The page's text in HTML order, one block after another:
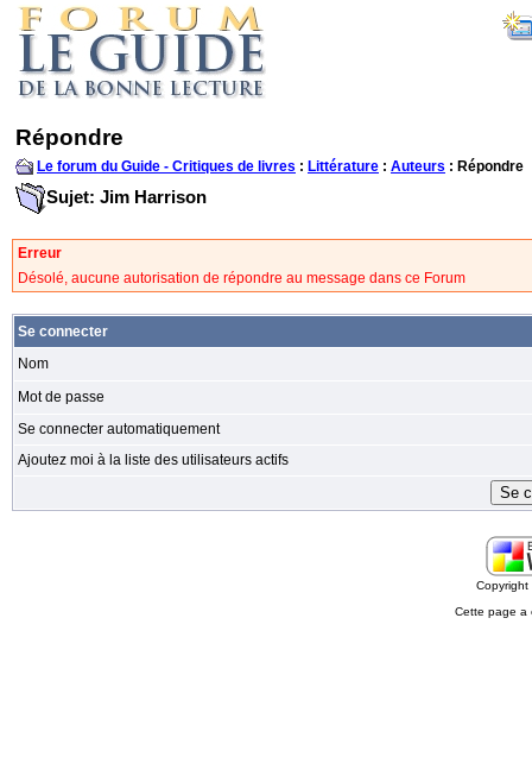
Répondre
Le forum du Guide - Critiques de livres : Littérature : Auteurs : Répondre
Sujet: Jim Harrison
Erreur
Désolé, aucune autorisation de répondre au message dans ce Forum
Se connecter
Nom
Mot de passe
Se connecter automatiquement
Ajoutez moi à la liste des utilisateurs actifs
Cette page a